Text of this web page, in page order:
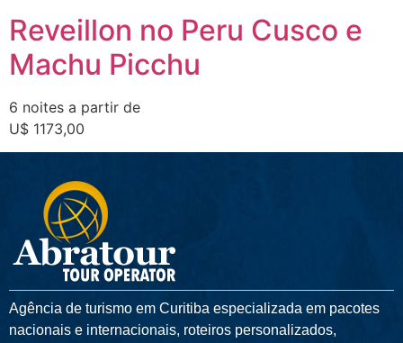
Reveillon no Peru Cusco e
Machu Picchu
6 noites a partir de
U$ 1173,00
Agência de turismo em Curitiba especializada em pacotes
nacionais e internacionais, roteiros personalizados,